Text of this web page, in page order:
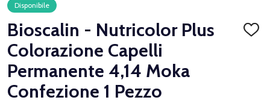
Disponibile
Bioscalin - Nutricolor Plus
Colorazione Capelli
Permanente 4,14 Moka
Confezione 1 Pezzo